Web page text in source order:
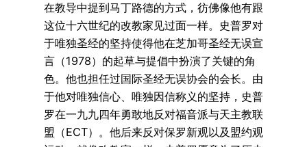
在教导中提到马丁路德的方式，彷佛像他有跟
这位十六世纪的改教家见过面一样。史普罗对
于唯独圣经的坚持使得他在芝加哥圣经无误宣
言（1978）的起草与提倡中扮演了关键的角
色。他也担任过国际圣经无误协会的会长。由
于他对唯独信心、唯独因信称义的坚持，史普
罗在一九九四年勇敢地反对福音派与天主教联
盟（ECT）。他后来反对保罗新观以及盟约观